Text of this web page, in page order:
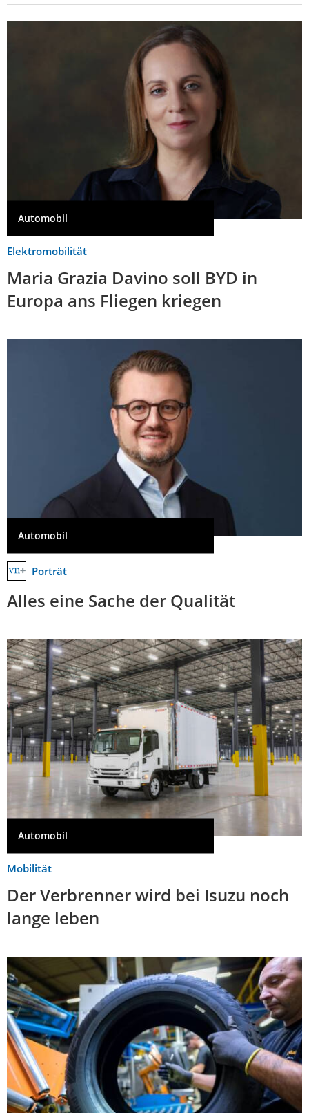
Automobil
Elektromobilität
Maria Grazia Davino soll BYD in
Europa ans Fliegen kriegen
Automobil
Porträt
Alles eine Sache der Qualität
Automobil
Mobilität
Der Verbrenner wird bei Isuzu noch
lange leben